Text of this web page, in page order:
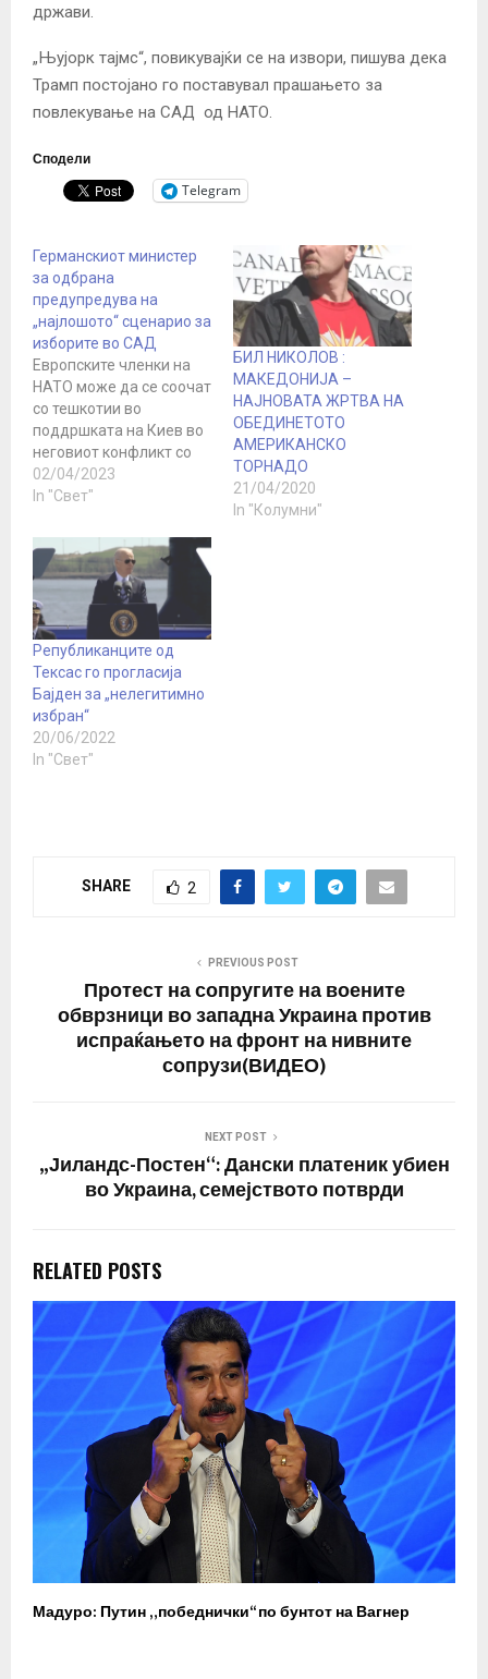
држави.
„Њујорк тајмс“, повикувајќи се на извори, пишува дека
Трамп постојано го поставувал прашањето за
повлекување на САД од НАТО.
Сподели
Telegram
Германскиот министер
за одбрана
предупредува на
„најлошото“ сценарио за
изборите во САД
Европските членки на
НАТО може да се соочат
со тешкотии во
поддршката на Киев во
неговиот конфликт со
Русија по изборите во
САД во 2024 година,
германскиот министер
за одбрана Борис
Писториус. Помошта на
Вашингтон за Украина
најверојатно ќе се
намали без оглед на
резултатите, изјави тој
за Велт…
02/04/2023
In "Свет"
БИЛ НИКОЛОВ :
МАКЕДОНИЈА –
НАЈНОВАТА ЖРТВА НА
ОБЕДИНЕТОТО
АМЕРИКАНСКО
ТОРНАДО
21/04/2020
In "Колумни"
Републиканците од
Тексас го прогласија
Бајден за „нелегитимно
избран“
20/06/2022
In "Свет"
SHARE 2
PREVIOUS POST
Протест на сопругите на воените
обврзници во западна Украина против
испраќањето на фронт на нивните
сопрузи(ВИДЕО)
NEXT POST
„Јиландс-Постен“: Дански платеник убиен
во Украина, семејството потврди
RELATED POSTS
Мадуро: Путин „победнички“ по бунтот на Вагнер